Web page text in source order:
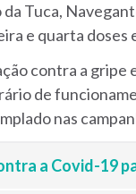
Tuca,
e quarta doses
contra a gripe
de
nas
a Covid-19